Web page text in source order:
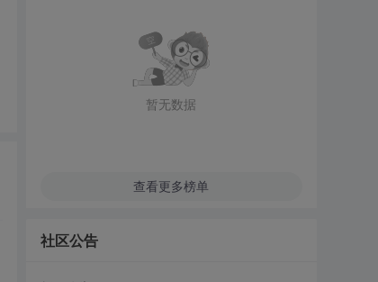
暂无数据
查看更多榜单
社区公告